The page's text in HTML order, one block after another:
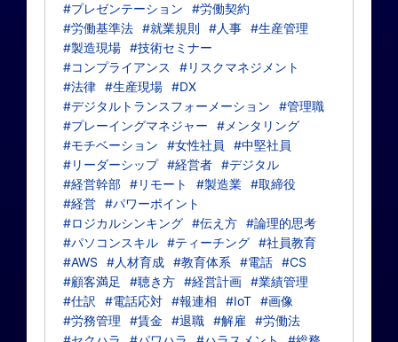
#プレゼンテーション
#労働契約
#労働基準法 #就業規則 #人事 #生産管理
#製造現場 #技術セミナー
#コンプライアンス
#リスクマネジメント
#法律 #生産現場 #DX
#デジタルトランスフォーメーション
#管理職
#プレーイングマネジャー
#メンタリング
#モチベーション
#女性社員
#中堅社員
#リーダーシップ #経営者 #デジタル
#経営幹部 #リモート #製造業 #取締役
#経営 #パワーポイント
#ロジカルシンキング #伝え方 #論理的思考
#パソコンスキル #ティーチング #社員教育
#AWS
#人材育成 #教育体系 #電話 #CS
#顧客満足
#聴き方 #経営計画 #業績管理
#仕訳
#電話応対 #報連相 #IoT #画像
#労務管理
#賃金 #退職 #解雇
#労働法